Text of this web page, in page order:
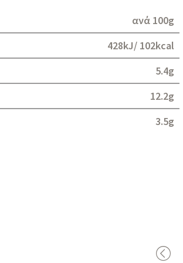
ανά 100g
428kJ/ 102kcal
5.4g
12.2g
3.5g